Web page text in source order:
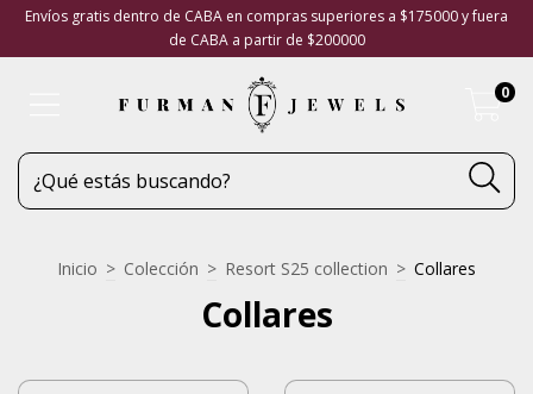
Envíos gratis dentro de CABA en compras superiores a $175000 y fuera
de CABA a partir de $200000
0
Inicio > Colección > Resort S25 collection > Collares
Collares